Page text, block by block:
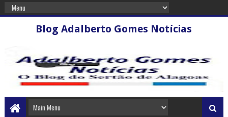
Blog Adalberto Gomes Notícias